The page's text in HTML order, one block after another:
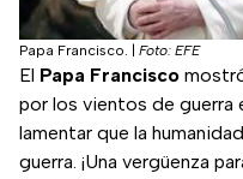
Papa Francisco. Foto: EFE
El Papa Francisco
por los vientos de guerra
lamentar que la
guerra. ¡Una vergüenza